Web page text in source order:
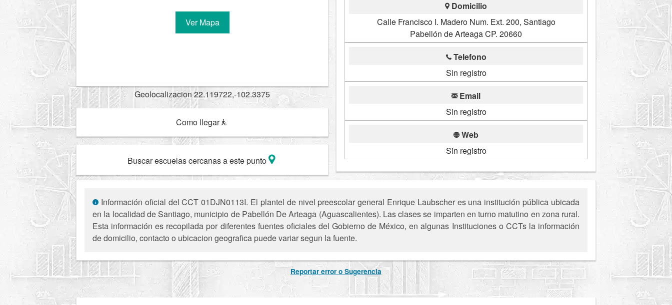
Ver Mapa
Geolocalizacion 22.119722,-102.3375
Como llegar
Buscar escuelas cercanas a este punto
Domicilio
Calle Francisco I. Madero Num. Ext. 200, Santiago
Pabellón de Arteaga CP. 20660
Telefono
Sin registro
Email
Sin registro
Web
Sin registro
Información oficial del CCT 01DJN0113I. El plantel de nivel preescolar general Enrique Laubscher es una institución pública ubicada
en la localidad de Santiago, municipio de Pabellón De Arteaga (Aguascalientes). Las clases se imparten en turno matutino en zona rural.
Esta información es recopilada por diferentes fuentes oficiales del Gobierno de México, en algunas Instituciones o CCTs la información
de domicilio, contacto o ubicacion geografica puede variar segun la fuente.
Reportar error o Sugerencia